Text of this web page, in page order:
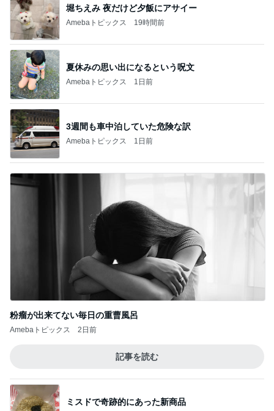
堀ちえみ 夜だけど夕飯にアサイー
Amebaトピックス 19時間前
夏休みの思い出になるという呪文
Amebaトピックス 1日前
3週間も車中泊していた危険な訳
Amebaトピックス 1日前
粉瘤が出来てない毎日の重曹風呂
Amebaトピックス 2日前
記事を読む
ミスドで奇跡的にあった新商品